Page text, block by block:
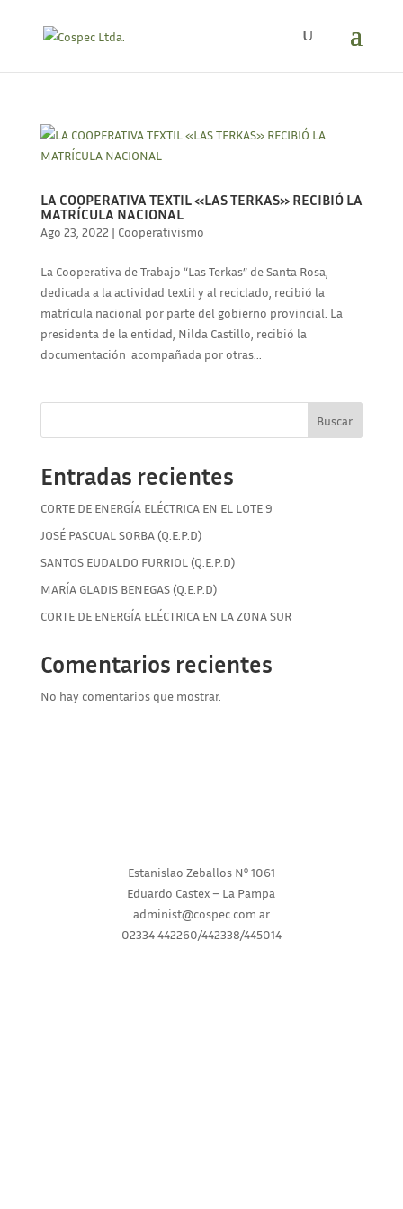
LA COOPERATIVA TEXTIL «LAS TERKAS» RECIBIÓ LA
MATRÍCULA NACIONAL
Ago 23, 2022 | Cooperativismo
La Cooperativa de Trabajo “Las Terkas” de Santa Rosa,
dedicada a la actividad textil y al reciclado, recibió la
matrícula nacional por parte del gobierno provincial. La
presidenta de la entidad, Nilda Castillo, recibió la
documentación acompañada por otras...
Buscar
Entradas recientes
CORTE DE ENERGÍA ELÉCTRICA EN EL LOTE 9
JOSÉ PASCUAL SORBA (Q.E.P.D)
SANTOS EUDALDO FURRIOL (Q.E.P.D)
MARÍA GLADIS BENEGAS (Q.E.P.D)
CORTE DE ENERGÍA ELÉCTRICA EN LA ZONA SUR
Comentarios recientes
No hay comentarios que mostrar.
Estanislao Zeballos N° 1061
Eduardo Castex – La Pampa
administ@cospec.com.ar
02334 442260/442338/445014